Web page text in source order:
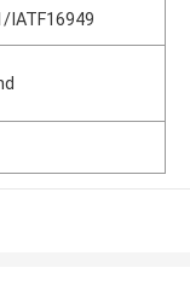
IATF16949